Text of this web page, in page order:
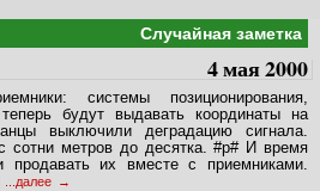
Случайная заметка
4 мая 2000
системы позиционирования,
будут выдавать координаты на
выключили деградацию сигнала.
сотни метров до десятка. #p# И время
продавать их вместе с приемниками.
...далее